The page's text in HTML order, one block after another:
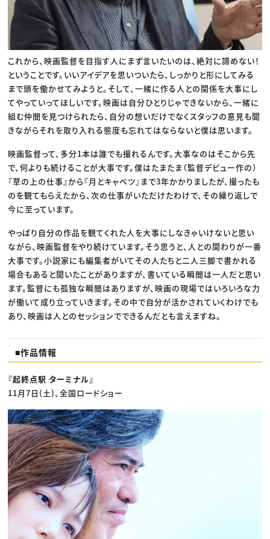
これから、映画監督を目指す人にまず言いたいのは、絶対に諦めない！
ということです。いいアイデアを思いついたら、しっかりと形にしてみる
まで頭を働かせてみようと。そして、一緒に作る人との関係を大事にし
てやっていってほしいです。映画は自分ひとりじゃできないから、一緒に
組む仲間を見つけられたら、自分の想いだけでなくスタッフの意見も聞
きながらそれを取り入れる態度も忘れてはならないと僕は思います。
映画監督って、多分1本は誰でも撮れるんです。大事なのはそこから先
で、何よりも続けることが大事です。僕はたまたま（監督デビュー作の）
『草の上の仕事』から『月とキャベツ』まで3年かかりましたが、撮ったも
のを観てもらえたから、次の仕事がいただけたわけで、その繰り返しで
今に至っています。
やっぱり自分の作品を観てくれた人を大事にしなきゃいけないと思い
ながら、映画監督をやり続けています。そう思うと、人との関わりが一番
大事です。小説家にも編集者がいてその人たちと二人三脚で書かれる
場合もあると聞いたことがありますが、書いている瞬間は一人だと思い
ます。監督にも孤独な瞬間はありますが、映画の現場ではいろいろな力
が働いて成り立っていきます。その中で自分が活かされていくわけでも
あり、映画は人とのセッションでできるんだとも言えますね。
■作品情報
『起終点駅 ターミナル』
11月7日(土)、全国ロードショー